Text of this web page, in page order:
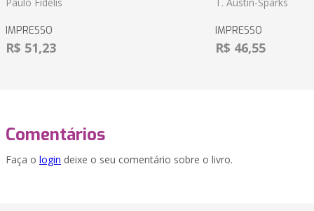
Paulo Fidelis
IMPRESSO
R$ 51,23
T. Austin-Sparks
IMPRESSO
R$ 46,55
Comentários
Faça o login deixe o seu comentário sobre o livro.